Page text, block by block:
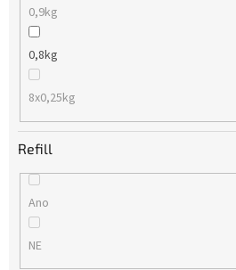
0,9kg
0,8kg
8x0,25kg
Refill
Ano
NE